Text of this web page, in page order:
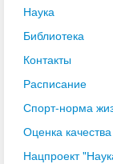
Наука
Библиотека
Контакты
Расписание
Спорт-норма
Оценка
Нацпроект